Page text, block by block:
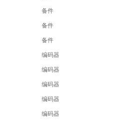
备件
备件
备件
编码器
编码器
编码器
编码器
编码器